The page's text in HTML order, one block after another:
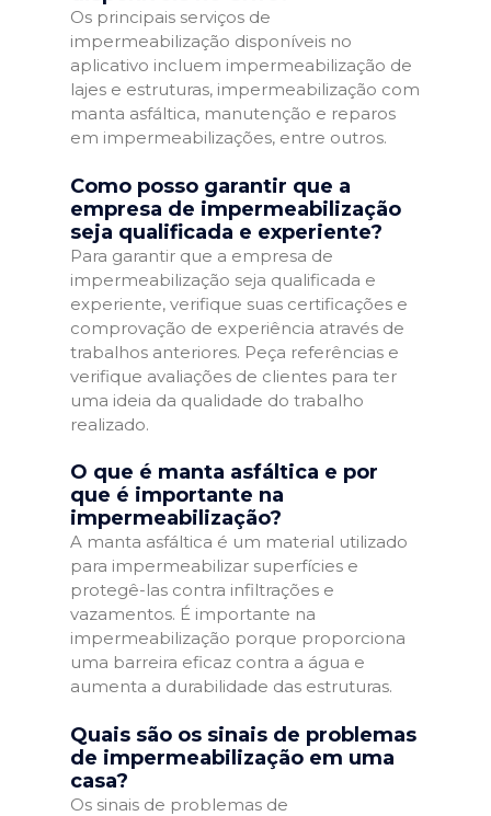
Os principais serviços de
impermeabilização disponíveis no
aplicativo incluem impermeabilização de
lajes e estruturas, impermeabilização com
manta asfáltica, manutenção e reparos
em impermeabilizações, entre outros.
Como posso garantir que a
empresa de impermeabilização
seja qualificada e experiente?
Para garantir que a empresa de
impermeabilização seja qualificada e
experiente, verifique suas certificações e
comprovação de experiência através de
trabalhos anteriores. Peça referências e
verifique avaliações de clientes para ter
uma ideia da qualidade do trabalho
realizado.
O que é manta asfáltica e por
que é importante na
impermeabilização?
A manta asfáltica é um material utilizado
para impermeabilizar superfícies e
protegê-las contra infiltrações e
vazamentos. É importante na
impermeabilização porque proporciona
uma barreira eficaz contra a água e
aumenta a durabilidade das estruturas.
Quais são os sinais de problemas
de impermeabilização em uma
casa?
Os sinais de problemas de